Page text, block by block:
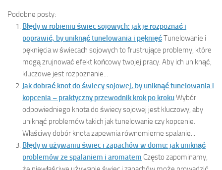
Podobne posty:
Błędy w robieniu świec sojowych: jak je rozpoznać i
poprawić, by uniknąć tunelowania i pęknięćTunelowanie i
pęknięcia w świecach sojowych to frustrujące problemy, które
mogą zrujnować efekt końcowy twojej pracy. Aby ich uniknąć,
kluczowe jest rozpoznanie...
Jak dobrać knot do świecy sojowej, by uniknąć tunelowania i
kopcenia – praktyczny przewodnik krok po krokuWybór
odpowiedniego knota do świecy sojowej jest kluczowy, aby
uniknąć problemów takich jak tunelowanie czy kopcenie.
Właściwy dobór knota zapewnia równomierne spalanie...
Błędy w używaniu świec i zapachów w domu: jak uniknąć
problemów ze spalaniem i aromatem Często zapominamy,